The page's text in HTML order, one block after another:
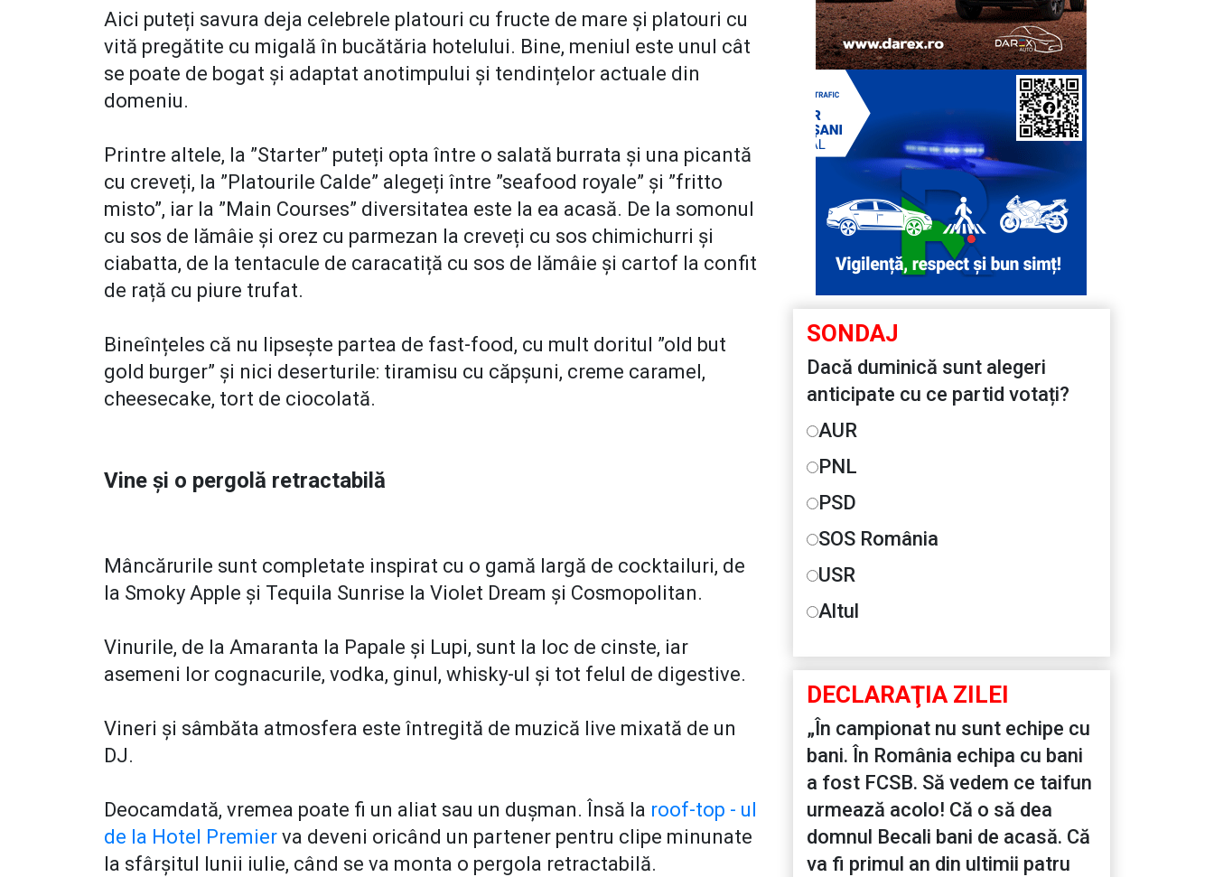
Aici puteți savura deja celebrele platouri cu fructe de mare și platouri cu
vită pregătite cu migală în bucătăria hotelului. Bine, meniul este unul cât
se poate de bogat și adaptat anotimpului și tendințelor actuale din
domeniu.
Printre altele, la ”Starter” puteți opta între o salată burrata și una picantă
cu creveți, la ”Platourile Calde” alegeți între ”seafood royale” și ”fritto
misto”, iar la ”Main Courses” diversitatea este la ea acasă. De la somonul
cu sos de lămâie și orez cu parmezan la creveți cu sos chimichurri și
ciabatta, de la tentacule de caracatiță cu sos de lămâie și cartof la confit
de rață cu piure trufat.
Bineînțeles că nu lipsește partea de fast-food, cu mult doritul ”old but
gold burger” și nici deserturile: tiramisu cu căpșuni, creme caramel,
cheesecake, tort de ciocolată.
Vine și o pergolă retractabilă
Mâncărurile sunt completate inspirat cu o gamă largă de cocktailuri, de
la Smoky Apple și Tequila Sunrise la Violet Dream și Cosmopolitan.
Vinurile, de la Amaranta la Papale și Lupi, sunt la loc de cinste, iar
asemeni lor cognacurile, vodka, ginul, whisky-ul și tot felul de digestive.
Vineri și sâmbăta atmosfera este întregită de muzică live mixată de un
DJ.
Deocamdată, vremea poate fi un aliat sau un dușman. Însă la roof-top - ul
de la Hotel Premier va deveni oricând un partener pentru clipe minunate
la sfârșitul lunii iulie, când se va monta o pergola retractabilă.
SONDAJ
Dacă duminică sunt alegeri
anticipate cu ce partid votați?
AUR
PNL
PSD
SOS România
USR
Altul
DECLARAŢIA ZILEI
„În campionat nu sunt echipe cu
bani. În România echipa cu bani
a fost FCSB. Să vedem ce taifun
urmează acolo! Că o să dea
domnul Becali bani de acasă. Că
va fi primul an din ultimii patru